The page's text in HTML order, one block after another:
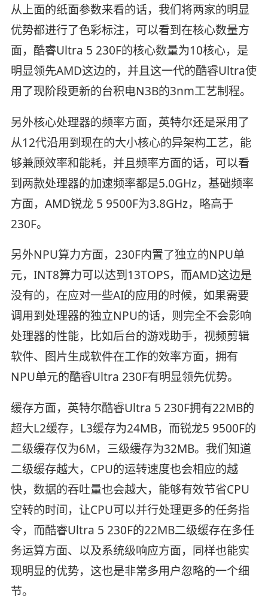
从上面的纸面参数来看的话，我们将两家的明显
优势都进行了色彩标注，可以看到在核心数量方
面，酷睿Ultra 5 230F的核心数量为10核心，是
明显领先AMD这边的，并且这一代的酷睿Ultra使
用了现阶段更新的台积电N3B的3nm工艺制程。
另外核心处理器的频率方面，英特尔还是采用了
从12代沿用到现在的大小核心的异架构工艺，能
够兼顾效率和能耗，并且频率方面的话，可以看
到两款处理器的加速频率都是5.0GHz，基础频率
方面，AMD锐龙 5 9500F为3.8GHz，略高于
230F。
另外NPU算力方面，230F内置了独立的NPU单
元，INT8算力可以达到13TOPS，而AMD这边是
没有的，在应对一些AI的应用的时候，如果需要
调用到处理器的独立NPU的话，则完全不会影响
处理器的性能，比如后台的游戏助手，视频剪辑
软件、图片生成软件在工作的效率方面，拥有
NPU单元的酷睿Ultra 230F有明显领先优势。
缓存方面，英特尔酷睿Ultra 5 230F拥有22MB的
超大L2缓存，L3缓存为24MB，而锐龙5 9500F的
二级缓存仅为6M，三级缓存为32MB。我们知道
二级缓存越大，CPU的运转速度也会相应的越
快，数据的吞吐量也会越大，能够有效节省CPU
空转的时间，让CPU可以并行处理更多的任务指
令，而酷睿Ultra 5 230F的22MB二级缓存在多任
务运算方面、以及系统级响应方面，同样也能实
现明显的优势，这也是非常多用户忽略的一个细
节。